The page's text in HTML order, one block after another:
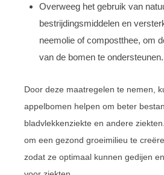
Overweeg het gebruik van
bestrijdingsmiddelen en
neemolie of compostthee, om
van de bomen te ondersteunen.
Door deze maatregelen te nemen,
appelbomen helpen om beter
bladvlekkenziekte en andere
om een gezond groeimilieu te
zodat ze optimaal kunnen gedijen